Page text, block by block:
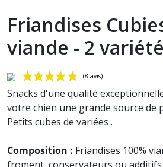
Friandises
viande - 2
Snacks d'une qualité
votre chien une grande source de
Petits cubes de variées .
Composition : Friandises 100%